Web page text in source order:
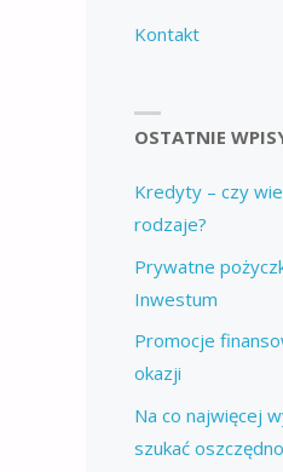
Kontakt
OSTATNIE
Kredyty – czy
rodzaje?
Prywatne
Inwestum
Promocje
okazji
Na co najwięcej
szukać